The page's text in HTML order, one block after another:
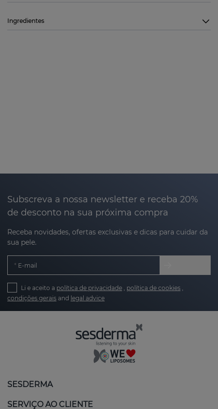
Ingredientes
Subscreva a nossa newsletter e receba 20%
de desconto na sua próxima compra
Receba novidades, ofertas exclusivas e dicas para cuidar da
sua pele.
E-mail
Li e aceito a política de privacidade política de cookies
condições gerais and legal advice
SESDERMA
SERVIÇO AO CLIENTE